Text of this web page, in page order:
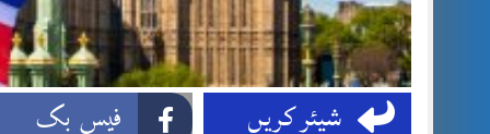
شیئر کریں فیس بک